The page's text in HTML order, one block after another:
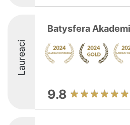
Laureaci
Batysfera
9.8